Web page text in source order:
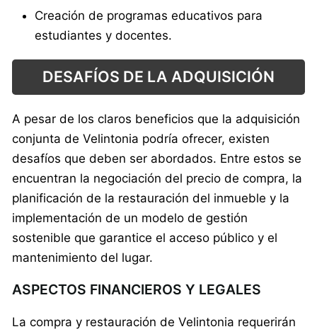
Creación de programas educativos para
estudiantes y docentes.
DESAFÍOS DE LA ADQUISICIÓN
A pesar de los claros beneficios que la adquisición
conjunta de Velintonia podría ofrecer, existen
desafíos que deben ser abordados. Entre estos se
encuentran la negociación del precio de compra, la
planificación de la restauración del inmueble y la
implementación de un modelo de gestión
sostenible que garantice el acceso público y el
mantenimiento del lugar.
ASPECTOS FINANCIEROS Y LEGALES
La compra y restauración de Velintonia requerirán